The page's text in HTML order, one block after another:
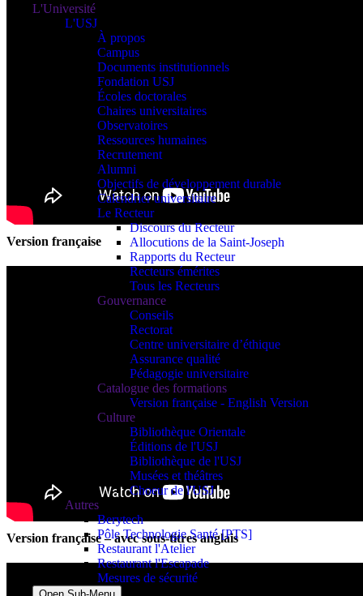
L'Université
L'USJ
À propos
Campus
Documents institutionnels
Fondation USJ
Écoles doctorales
Chaires universitaires
Observatoires
Ressources humaines
Recrutement
Alumni
Objectifs de développement durable
Calendrier universitaire
Le Recteur
Discours du Recteur
Allocutions de la Saint-Joseph
Rapports du Recteur
Recteurs émérites
Tous les Recteurs
Gouvernance
Conseils
Rectorat
Centre universitaire d’éthique
Assurance qualité
Pédagogie universitaire
Catalogue des formations
Version française - English Version
Culture
Bibliothèque Orientale
Éditions de l'USJ
Bibliothèque de l'USJ
Musées et théâtres
Choeur de l'USJ
Autres
Berytech
Pôle Technologie Santé [PTS]
Restaurant l'Atelier
Restaurant l'Escapade
Mesures de sécurité
Version française
Version française – avec sous-titres anglais